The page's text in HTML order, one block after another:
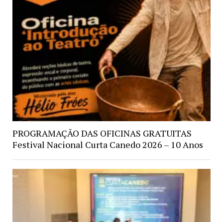
PROGRAMAÇÃO DAS OFICINAS GRATUITAS
Festival Nacional Curta Canedo 2026 – 10 Anos